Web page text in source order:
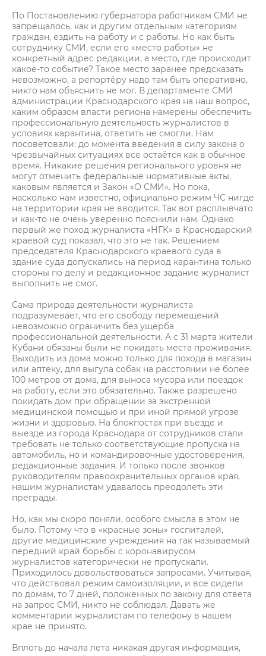
По Постановлению губернатора работникам СМИ не
запрещалось, как и другим отдельным категориям
граждан, ездить на работу и с работы. Но как быть
сотруднику СМИ, если его «место работы» не
конкретный адрес редакции, а место, где происходит
какое-то событие? Такое место заранее предсказать
невозможно, а репортёру надо там быть оперативно,
никто нам объяснить не мог. В департаменте СМИ
администрации Краснодарского края на наш вопрос,
каким образом власти региона намерены обеспечить
профессиональную деятельность журналистов в
условиях карантина, ответить не смогли. Нам
посоветовали: до момента введения в силу закона о
чрезвычайных ситуациях все остаётся как в обычное
время. Никакие решения регионального уровня не
могут отменить федеральные нормативные акты,
каковым является и Закон «О СМИ». Но пока,
насколько нам известно, официально режим ЧС нигде
на территории края не вводится. Так вот расплывчато
и как-то не очень уверенно пояснили нам. Однако
первый же поход журналиста «НГК» в Краснодарский
краевой суд показал, что это не так. Решением
председателя Краснодарского краевого суда в
здание суда допускались на период карантина только
стороны по делу и редакционное задание журналист
выполнить не смог.
Сама природа деятельности журналиста
подразумевает, что его свободу перемещений
невозможно ограничить без ущерба
профессиональной деятельности. А с 31 марта жители
Кубани обязаны были не покидать места проживания.
Выходить из дома можно только для похода в магазин
или аптеку, для выгула собак на расстоянии не более
100 метров от дома, для выноса мусора или поездок
на работу, если это обязательно. Также разрешено
покидать дом при обращении за экстренной
медицинской помощью и при иной прямой угрозе
жизни и здоровью. На блокпостах при въезде и
выезде из города Краснодара от сотрудников стали
требовать не только соответствующие пропуска на
автомобиль, но и командировочные удостоверения,
редакционные задания. И только после звонков
руководителям правоохранительных органов края,
нашим журналистам удавалось преодолеть эти
преграды.
Но, как мы скоро поняли, особого смысла в этом не
было. Потому что в «красные зоны» госпиталей,
другие медицинские учреждения на так называемый
передний край борьбы с коронавирусом
журналистов категорически не пропускали.
Приходилось довольствоваться запросами. Учитывая,
что действовал режим самоизоляции, и все сидели
по домам, то 7 дней, положенных по закону для ответа
на запрос СМИ, никто не соблюдал. Давать же
комментарии журналистам по телефону в нашем
крае не принято.
Вплоть до начала лета никакая другая информация,